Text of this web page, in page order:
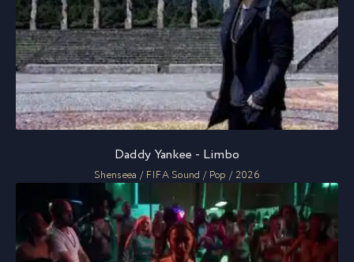
Daddy Yankee - Limbo
Shenseea / FIFA Sound / Pop / 2026